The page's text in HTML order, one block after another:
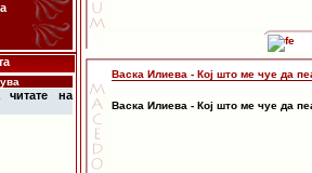
читате на
Васка Илиева - Кој што ме чуе да
Васка Илиева - Кој што ме чуе да